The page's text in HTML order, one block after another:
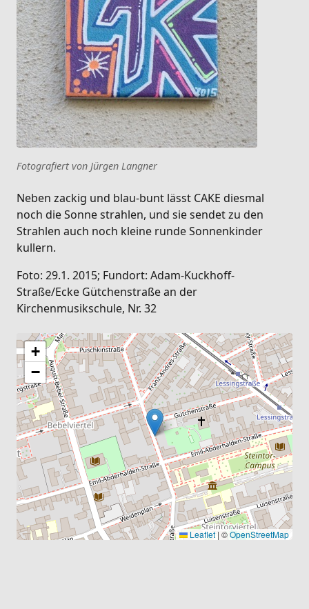
Fotografiert von Jürgen Langner
Neben zackig und blau-bunt lässt CAKE diesmal
noch die Sonne strahlen, und sie sendet zu den
Strahlen auch noch kleine runde Sonnenkinder
kullern.
Foto: 29.1. 2015; Fundort: Adam-Kuckhoff-
Straße/Ecke Gütchenstraße an der
Kirchenmusikschule, Nr. 32
+
−
Leaflet | ©OpenStreetMap